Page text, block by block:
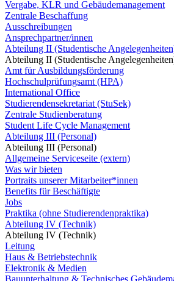
Vergabe, KLR und Gebäudemanagement
Zentrale Beschaffung
Ausschreibungen
Ansprechpartner/innen
Abteilung II (Studentische
Abteilung II (Studentische
Amt für Ausbildungsförderung
Hochschulprüfungsamt (HPA)
International Office
Studierendensekretariat (StuSek)
Zentrale Studienberatung
Student Life Cycle Management
Abteilung III (Personal)
Abteilung III (Personal)
Allgemeine Serviceseite (extern)
Was wir bieten
Portraits unserer Mitarbeiter*innen
Benefits für Beschäftigte
Jobs
Praktika (ohne Studierendenpraktika)
Abteilung IV (Technik)
Abteilung IV (Technik)
Leitung
Haus & Betriebstechnik
Elektronik & Medien
Bauunterhaltung & Technisches